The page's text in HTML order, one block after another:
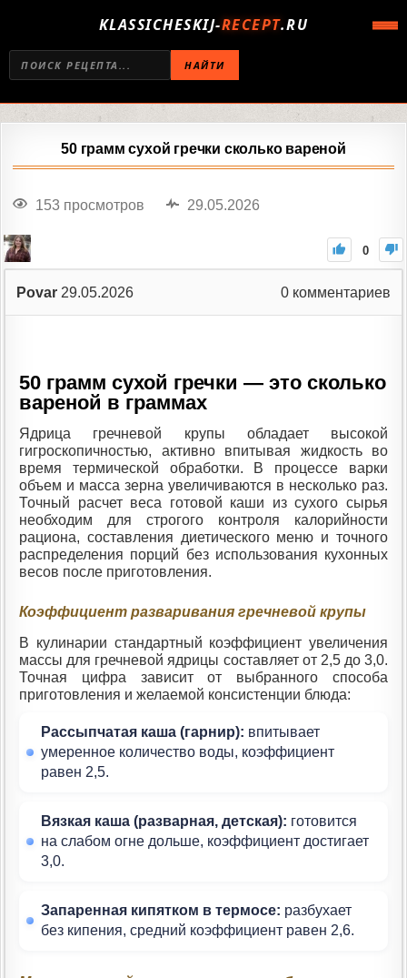
KLASSICHESKIJ-RECEPT.RU
НАЙТИ
50 грамм сухой гречки сколько вареной
153 просмотров 29.05.2026
0
Povar 29.05.2026 0 комментариев
50 грамм сухой гречки — это сколько
вареной в граммах
Ядрица гречневой крупы обладает высокой
гигроскопичностью, активно впитывая жидкость во
время термической обработки. В процессе варки
объем и масса зерна увеличиваются в несколько раз.
Точный расчет веса готовой каши из сухого сырья
необходим для строгого контроля калорийности
рациона, составления диетического меню и точного
распределения порций без использования кухонных
весов после приготовления.
Коэффициент разваривания гречневой крупы
В кулинарии стандартный коэффициент увеличения
массы для гречневой ядрицы составляет от 2,5 до 3,0.
Точная цифра зависит от выбранного способа
приготовления и желаемой консистенции блюда:
Рассыпчатая каша (гарнир): впитывает
умеренное количество воды, коэффициент
равен 2,5.
Вязкая каша (разварная, детская): готовится
на слабом огне дольше, коэффициент достигает
3,0.
Запаренная кипятком в термосе: разбухает
без кипения, средний коэффициент равен 2,6.